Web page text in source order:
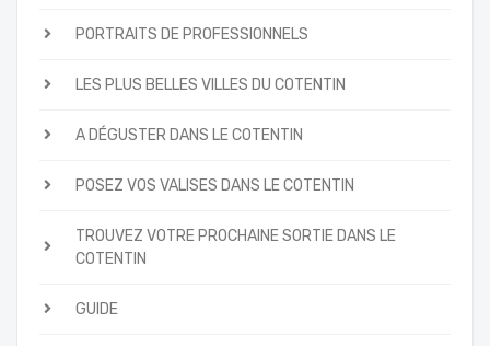
PORTRAITS DE PROFESSIONNELS
LES PLUS BELLES VILLES DU COTENTIN
A DÉGUSTER DANS LE COTENTIN
POSEZ VOS VALISES DANS LE COTENTIN
TROUVEZ VOTRE PROCHAINE SORTIE DANS LE
COTENTIN
GUIDE